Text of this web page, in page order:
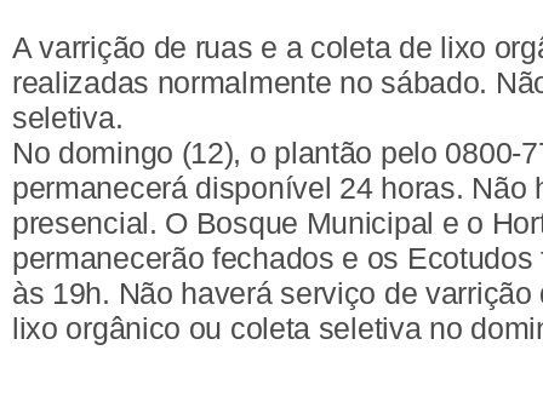
A varrição de ruas e a coleta de lixo
realizadas normalmente no sábado.
seletiva.
No domingo (12), o plantão pelo 0800-
permanecerá disponível 24 horas. Não
presencial. O Bosque Municipal e o
permanecerão fechados e os
às 19h. Não haverá serviço de
lixo orgânico ou coleta seletiva no